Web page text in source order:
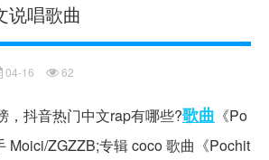
说唱歌曲
04-16 62
，抖音热门中文rap有哪些?歌曲 《Po
Moici/ZGZZB;专辑 coco 歌曲《Pochit